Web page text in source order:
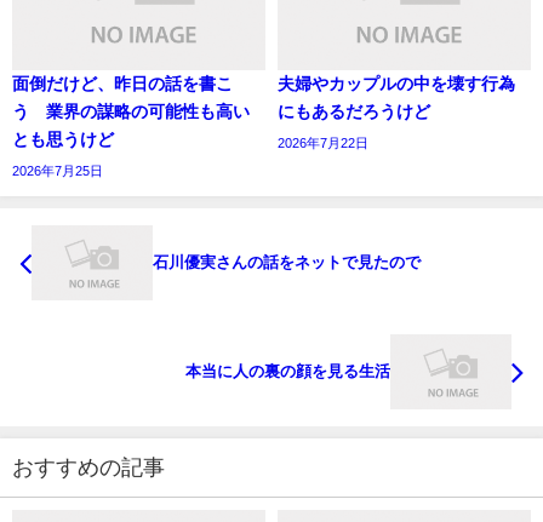
面倒だけど、昨日の話を書こ
う 業界の謀略の可能性も高い
とも思うけど
2026年7月25日
夫婦やカップルの中を壊す行為
にもあるだろうけど
2026年7月22日
石川優実さんの話をネットで見たので
本当に人の裏の顔を見る生活
おすすめの記事